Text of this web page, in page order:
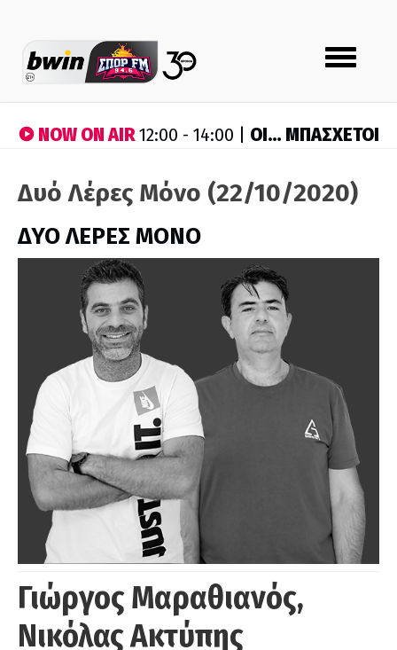
Toggle
navigation
NOW ON AIR12:00 - 14:00 | ΟΙ… ΜΠΑΣΧΕΤΟΙ
Δυό Λέρες Μόνο (22/10/2020)
ΔΥΟ ΛΕΡΕΣ ΜΟΝΟ
Γιώργος Μαραθιανός,
Νικόλας Ακτύπης